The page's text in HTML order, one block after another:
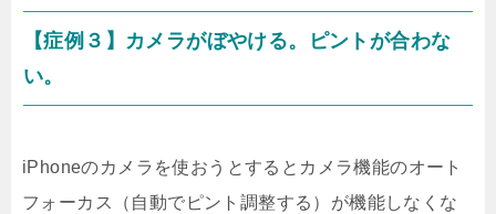
【症例３】カメラがぼやける。ピントが合わな
い。
iPhoneのカメラを使おうとするとカメラ機能のオート
フォーカス（自動でピント調整する）が機能しなくな